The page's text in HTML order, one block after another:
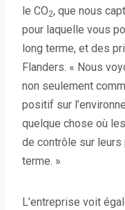
le CO2, que nous
pour laquelle vous
long terme, et des
Flanders. « Nous
non seulement
positif sur
quelque chose où
de contrôle sur
terme. »
L’entreprise voit